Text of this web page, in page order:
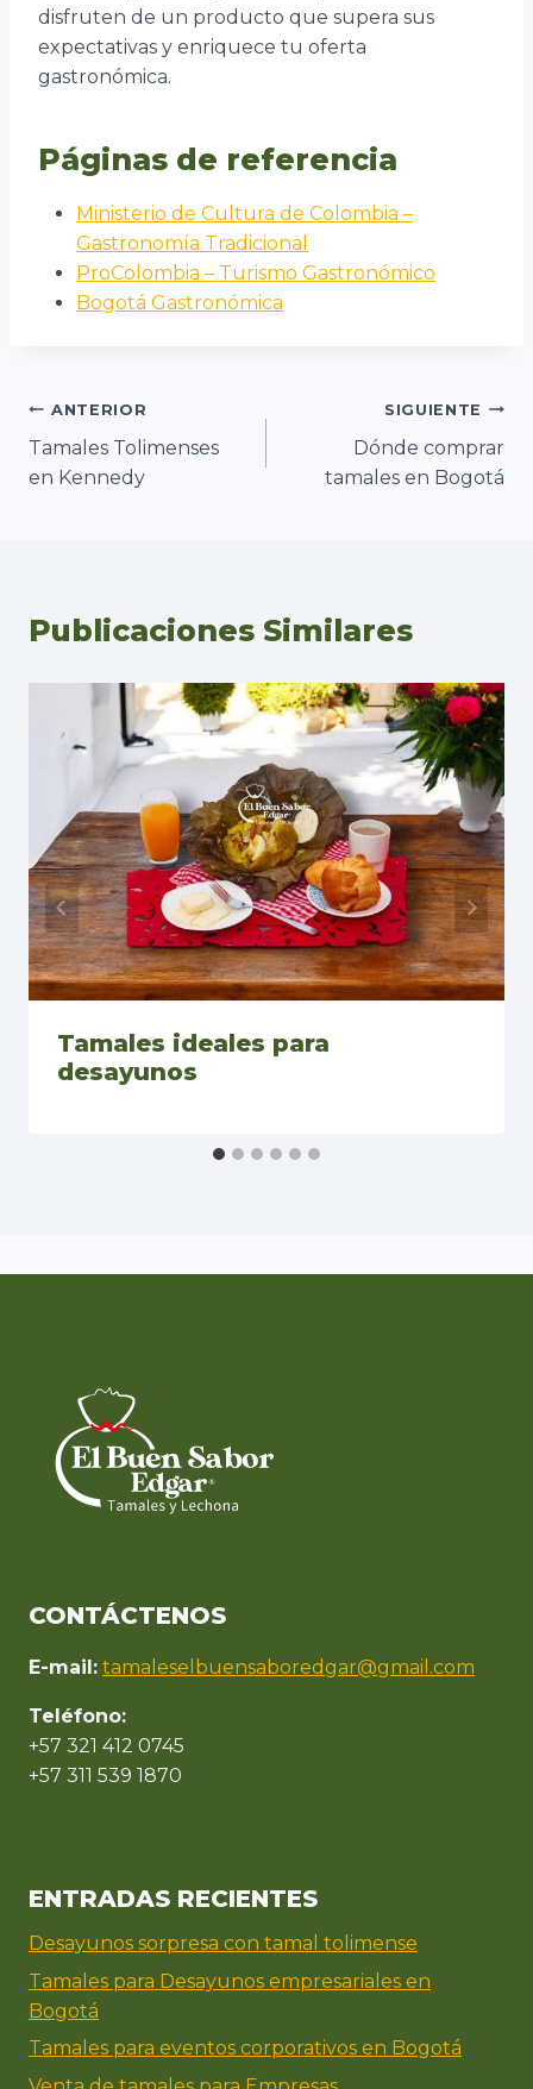
disfruten de un producto que supera sus
expectativas y enriquece tu oferta
gastronómica.
Páginas de referencia
Ministerio de Cultura de Colombia –
Gastronomía Tradicional
ProColombia – Turismo Gastronómico
Bogotá Gastronómica
Navegación
de
ANTERIOR
Tamales Tolimenses
en Kennedy
SIGUIENTE
Dónde comprar
tamales en Bogotá
Publicaciones Similares
Tamales ideales para
desayunos
CONTÁCTENOS
E-mail: tamaleselbuensaboredgar@gmail.com
Teléfono:
+57 321 412 0745
+57 311 539 1870
ENTRADAS RECIENTES
Desayunos sorpresa con tamal tolimense
Tamales para Desayunos empresariales en
Bogotá
Tamales para eventos corporativos en Bogotá